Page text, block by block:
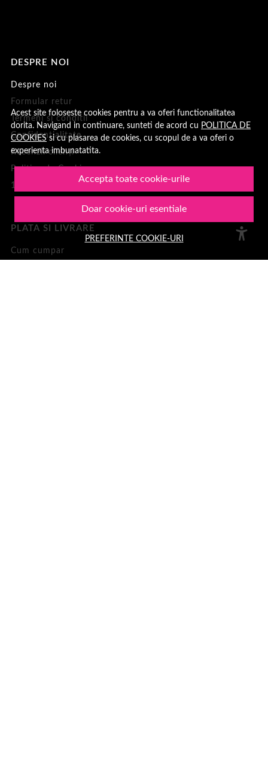
Acest site foloseste cookies pentru a va oferi functionalitatea
dorita. Navigand in continuare, sunteti de acord cu POLITICA DE
COOKIESsi cu plasarea de cookies, cu scopul de a va oferi o
experienta imbunatatita.
Accepta toate cookie-urile
Doar cookie-uri esentiale
PREFERINTE COOKIE-URI
DESPRE NOI
Despre noi
Formular retur
Termeni si conditii
Confidentialitate
Recenzii clienți
Politica de Cookies
1001Cosmetice
PLATA SI LIVRARE
Cum cumpar